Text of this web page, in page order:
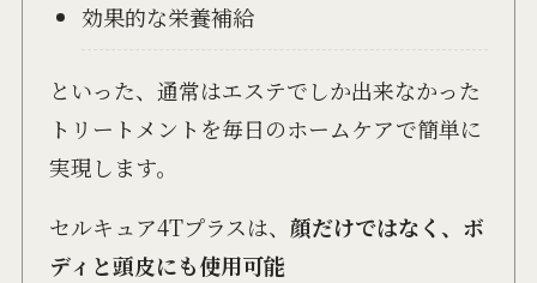
効果的な栄養補給
といった、通常はエステでしか出来なかった
トリートメントを毎日のホームケアで簡単に
実現します。
セルキュア4Tプラスは、顔だけではなく、ボ
ディと頭皮にも使用可能